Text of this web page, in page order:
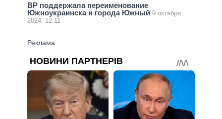
ВР поддержала переименование
Южноукраинска и города Южный 9 октября
2024, 12:11